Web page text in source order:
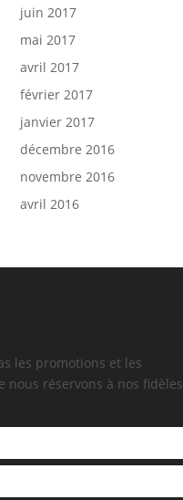
juin 2017
mai 2017
avril 2017
février 2017
janvier 2017
décembre 2016
novembre 2016
avril 2016
les promotions et les
nous réservons à nos fidèles